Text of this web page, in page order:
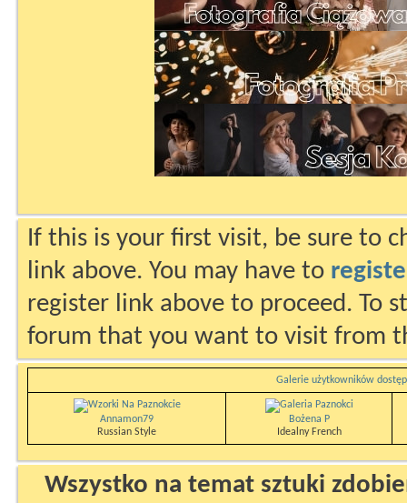
If this is your first visit, be sure to
link above. You may have to
register link above to proceed. To
forum that you want to visit from
Galerie użytkowników
Annamon79
Russian Style
Bożena P
Idealny French
Wszystko na temat sztuki